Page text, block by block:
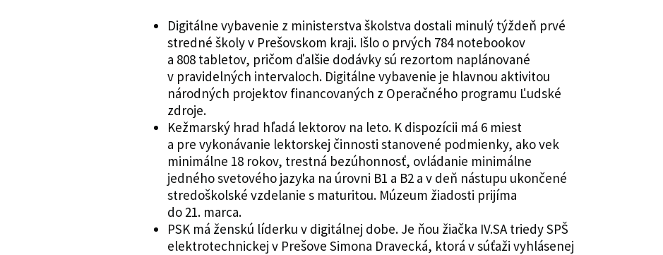
Digitálne vybavenie z ministerstva školstva dostali minulý týždeň prvé
stredné školy v Prešovskom kraji. Išlo o prvých 784 notebookov
a 808 tabletov, pričom ďalšie dodávky sú rezortom naplánované
v pravidelných intervaloch. Digitálne vybavenie je hlavnou aktivitou
národných projektov financovaných z Operačného programu Ľudské
zdroje.
Kežmarský hrad hľadá lektorov na leto. K dispozícii má 6 miest
a pre vykonávanie lektorskej činnosti stanovené podmienky, ako vek
minimálne 18 rokov, trestná bezúhonnosť, ovládanie minimálne
jedného svetového jazyka na úrovni B1 a B2 a v deň nástupu ukončené
stredoškolské vzdelanie s maturitou. Múzeum žiadosti prijíma
do 21. marca.
PSK má ženskú líderku v digitálnej dobe. Je ňou žiačka IV.SA triedy SPŠ
elektrotechnickej v Prešove Simona Dravecká, ktorá v súťaži vyhlásenej